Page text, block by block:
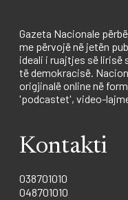
Gazeta Nacionale
me përvojë në jetën
ideali i ruajtjes së lirisë
të demokracisë.
origjinalë online në
'podcastet', video-
Kontakti
038701010
048701010